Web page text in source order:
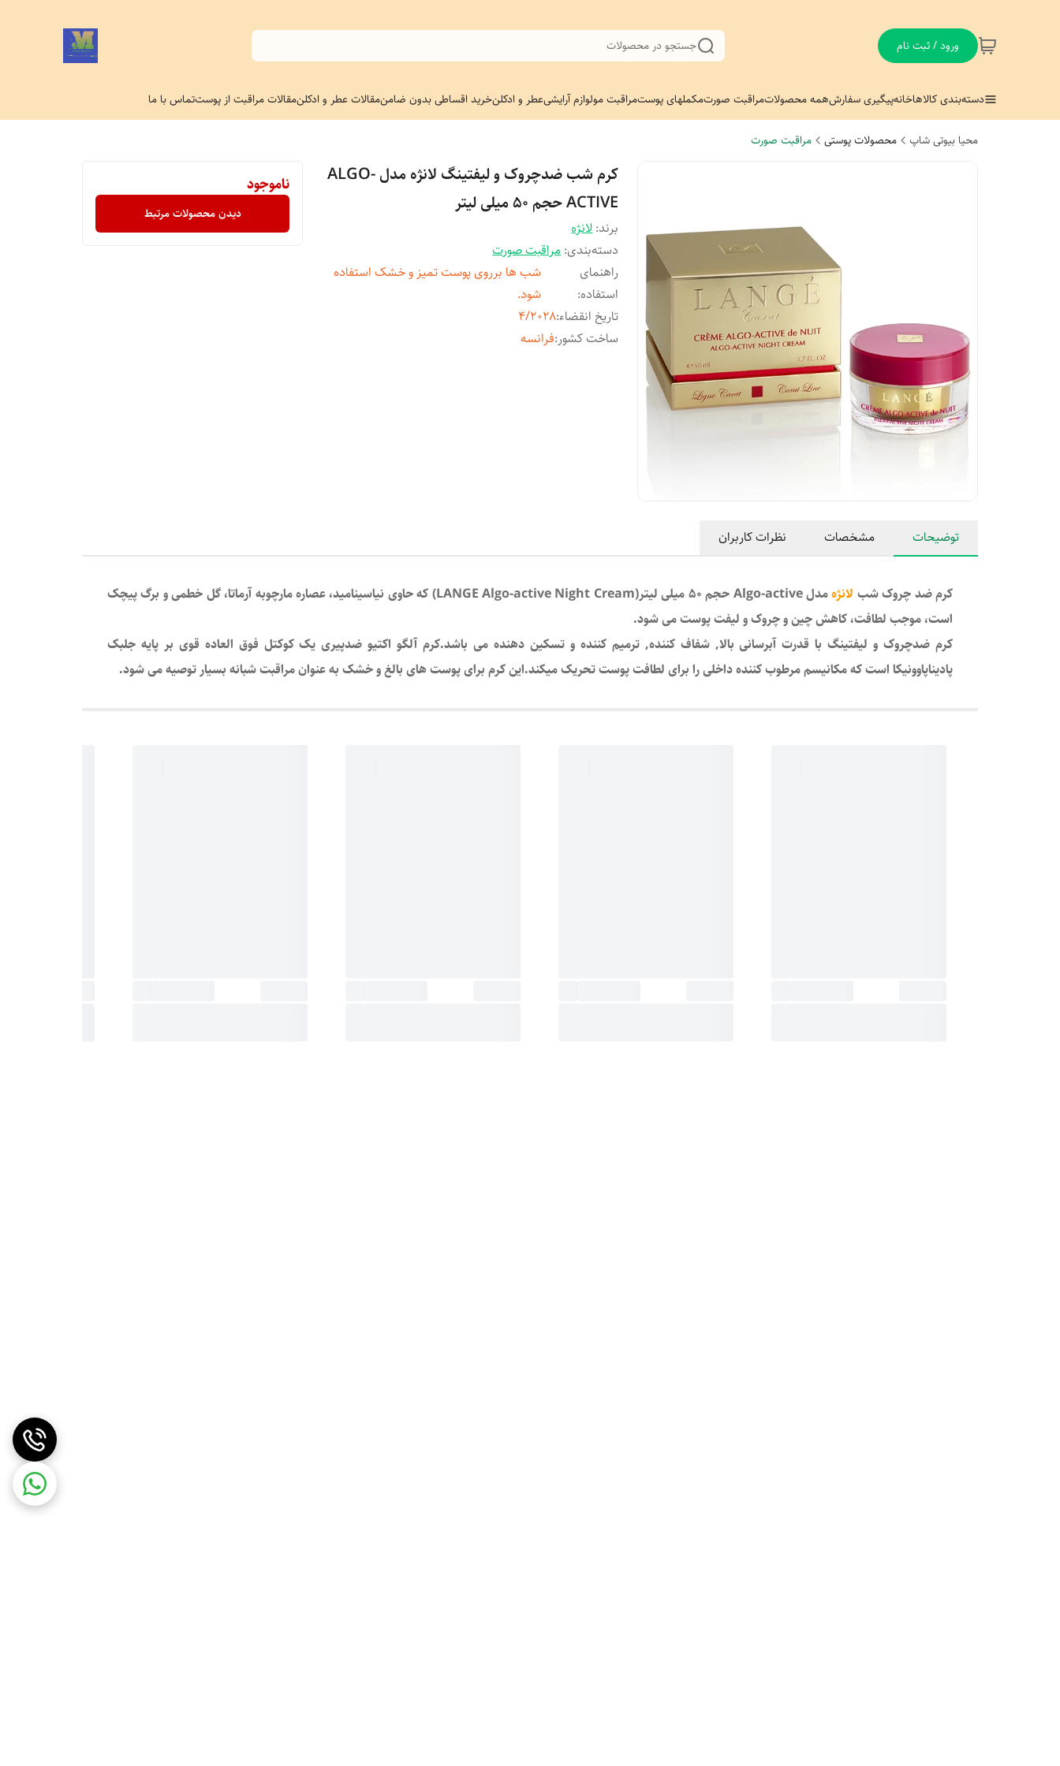
ورود / ثبت نام جستجو در محصولات
دسته‌بندی کالاهاخانهپیگیری سفارشهمه محصولاتمراقبت صورتمکملهای پوستمراقبت مولوازم آرایشیعطر و ادکلنخرید اقساطی بدون ضامنمقالات عطر و ادکلنمقالات مراقبت از پوستتماس با ما
محیا بیوتی شاپ محصولات پوستی مراقبت صورت
کرم شب ضدچروک و لیفتینگ لانژه مدل ALGO-
ACTIVE حجم 50 میلی لیتر
برند:لانژه
دسته‌بندی:مراقبت صورت
راهنمای
استفاده:
شب ها برروی پوست تمیز و خشک استفاده
شود.
تاریخ انقضاء:۴/۲۰۲۸
ساخت کشور:فرانسه
ناموجود
دیدن محصولات مرتبط
توضیحات مشخصات نظرات کاربران
کرم ضد چروک شب لانژه
مدل Algo-active حجم ۵۰ میلی لیتر(LANGE Algo-active Night Cream) که حاوی نیاسینامید، عصاره مارچوبه آرماتا، گل خطمی و برگ پیچک
است، موجب لطافت، کاهش چین و چروک و لیفت پوست می شود.
کرم ضدچروک و لیفتینگ با قدرت آبرسانی بالا, شفاف کننده, ترمیم کننده و تسکین دهنده می باشد.کرم آلگو اکتیو ضدپیری یک کوکتل فوق العاده قوی بر پایه جلبک
پادیناپاوونیکا است که مکانیسم مرطوب کننده داخلی را برای لطافت پوست تحریک میکند.این کرم برای پوست های بالغ و خشک به عنوان مراقبت شبانه بسیار توصیه می شود.